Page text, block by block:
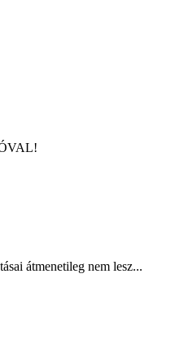
átmenetileg nem lesz...